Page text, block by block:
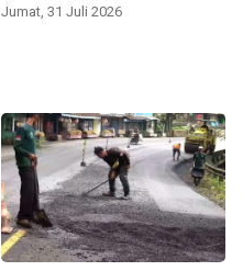
Jumat, 31 Juli 2026